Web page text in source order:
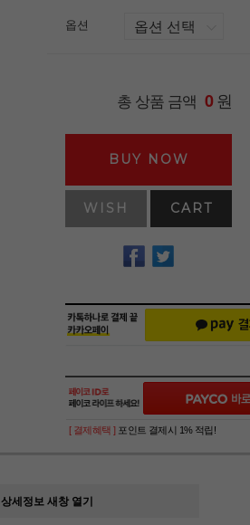
옵션
총 상품 금액 0원
BUY NOW
WISH CART
[ 결제혜택 ] 포인트 결제시 1% 적립!
상세정보 새창 열기